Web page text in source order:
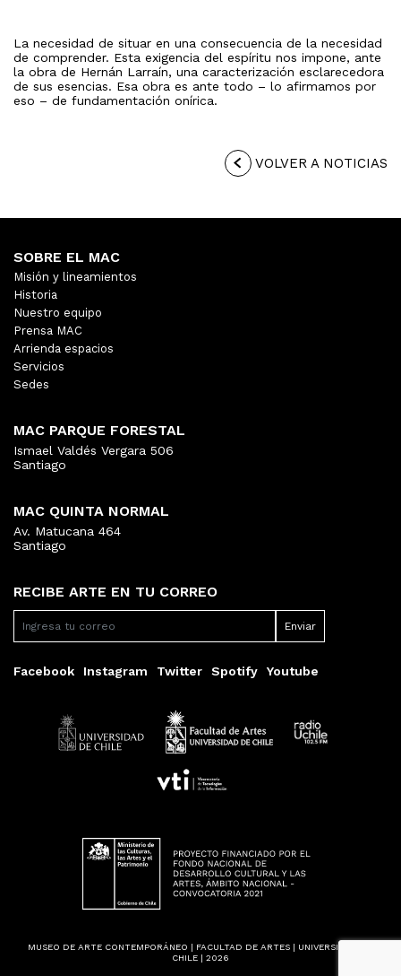
La necesidad de situar en una consecuencia de la necesidad
de comprender. Esta exigencia del espíritu nos impone, ante
la obra de Hernán Larraín, una caracterización esclarecedora
de sus esencias. Esa obra es ante todo – lo afirmamos por
eso – de fundamentación onírica.
VOLVER A NOTICIAS
RECIBE ARTE EN TU CORREO
Facebook Instagram Twitter Spotify Youtube
SOBRE EL MAC
Misión y lineamientos
Historia
Nuestro equipo
Prensa MAC
Arrienda espacios
Servicios
Sedes
MAC PARQUE FORESTAL
Ismael Valdés Vergara 506
Santiago
MAC QUINTA NORMAL
Av. Matucana 464
Santiago
MUSEO DE ARTE CONTEMPORÁNEO | FACULTAD DE ARTES | UNIVERSIDAD DE
CHILE | 2026